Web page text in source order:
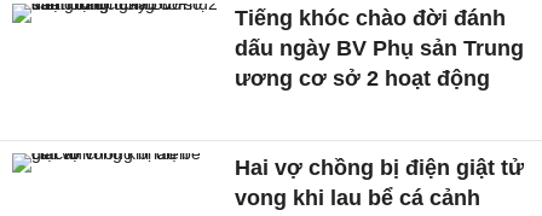
Tiếng khóc chào đời đánh
dấu ngày BV Phụ sản Trung
ương cơ sở 2 hoạt động
Hai vợ chồng bị điện giật tử
vong khi lau bể cá cảnh